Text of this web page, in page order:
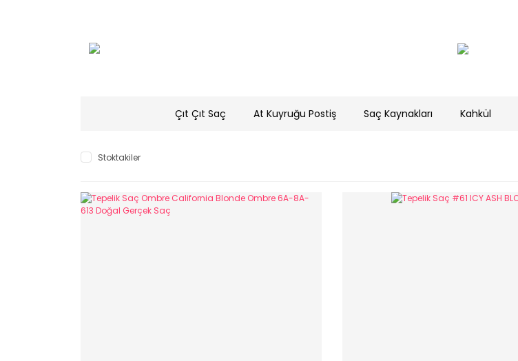
Çıt Çıt Saç At Kuyruğu Postiş Saç Kaynakları Kahkül
Stoktakiler